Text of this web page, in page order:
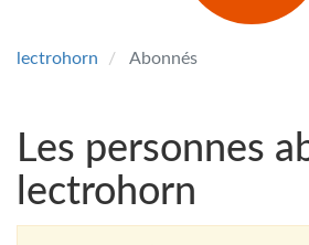
lectrohorn Abonnés
Les personnes
lectrohorn